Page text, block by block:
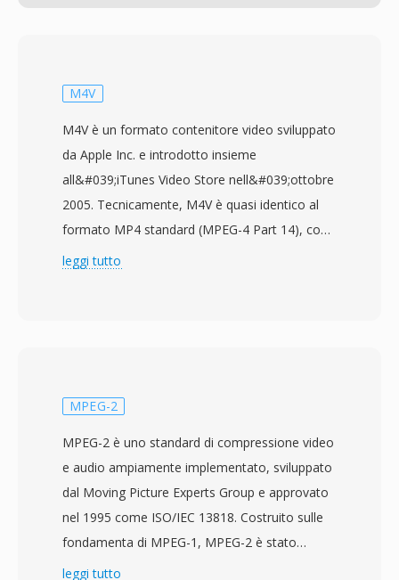
M4V
M4V è un formato contenitore video sviluppato
da Apple Inc. e introdotto insieme
all&#039;iTunes Video Store nell&#039;ottobre
2005. Tecnicamente, M4V è quasi identico al
formato MP4 standard (MPEG-4 Part 14), con
la distinzione principale nella protezione
supporto codec sono gli stessi. Il formato
supportando risoluzioni fino al 4K e funzionalità
come marcatori di capitolo, tracce di sottotitoli
e tag di metadati per titolo, copertina e
M4V per distinguere i contenuti iTunes dai file
leggi tutto
MPEG-2
MPEG-2 è uno standard di compressione video
e audio ampiamente implementato, sviluppato
dal Moving Picture Experts Group e approvato
nel 1995 come ISO/IEC 13818. Costruito sulle
fondamenta di MPEG-1, MPEG-2 è stato
progettato per gestire bitrate e risoluzioni più
leggi tutto